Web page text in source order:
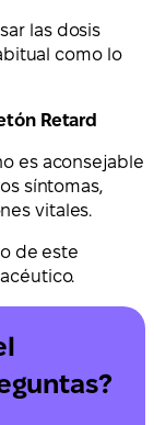
las dosis
como lo
Retard
es aconsejable
síntomas,
vitales.
de este